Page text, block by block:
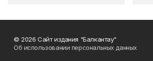
© 2026 Сайт издания "Балкантау"
Об использовании персональных данных